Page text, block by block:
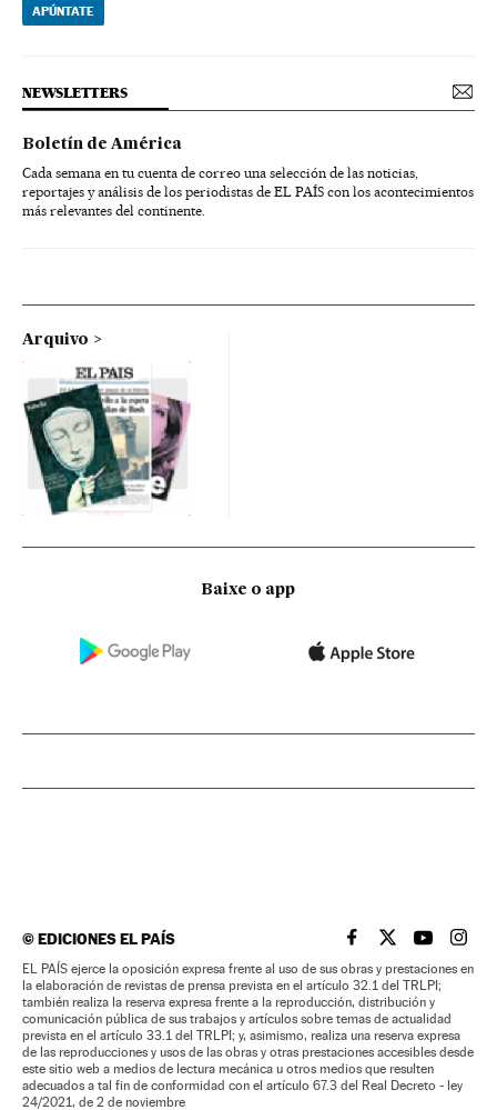
APÚNTATE
NEWSLETTERS
Boletín de América
Cada semana en tu cuenta de correo una selección de las noticias,
reportajes y análisis de los periodistas de EL PAÍS con los acontecimientos
más relevantes del continente.
Arquivo
Baixe o app
©EDICIONES EL PAÍS EL PAÍS BRASIL EN
EL PAÍSEL PAÍS
EL
EL PAÍS ejerce la oposición expresa frente al uso de sus obras y prestaciones en
la elaboración de revistas de prensa prevista en el artículo 32.1 del TRLPI;
también realiza la reserva expresa frente a la reproducción, distribución y
comunicación pública de sus trabajos y artículos sobre temas de actualidad
prevista en el artículo 33.1 del TRLPI; y, asimismo, realiza una reserva expresa
de las reproducciones y usos de las obras y otras prestaciones accesibles desde
este sitio web a medios de lectura mecánica u otros medios que resulten
adecuados a tal fin de conformidad con el artículo 67.3 del Real Decreto - ley
24/2021, de 2 de noviembre